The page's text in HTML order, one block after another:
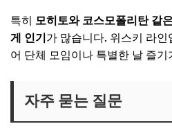
특히 모히토와 코스모폴리탄 같
게 인기 가 많습니다. 위스키 라
어 단체 모임이나 특별한 날 즐
자주 묻는 질문